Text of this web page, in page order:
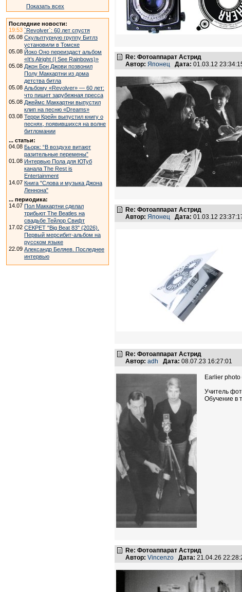
Показать всех
Последние новости:
19:53 `Revolver`: 60 лет спустя
05.08 Скульптурную группу Битлз
установили в Томске
05.08 Йоко Оно переиздаст альбом
«It’s Alright (I See Rainbows)»
05.08 Джон Бон Джови позвонил
Полу Маккартни из дома
детства битла
05.08 Альбому «Revolver» — 60 лет:
что пишет зарубежная пресса
05.08 Джеймс Маккартни выпустил
клип на песню «Dreams»
03.08 Терри Крейн выпустил книгу о
песнях, появившихся на волне
битломании
... статьи:
04.08 Бьорк: “В воздухе витают
разительные перемены”
01.08 Интервью Пола для ЮТуб
канала The Rest is
Entertainment
14.07 Книга "Слова и музыка Джона
Леннона"
... периодика:
14.07 Пол Маккартни сделал
трибьют The Beatles на
свадьбе Тейлор Свифт
17.02 СЕКРЕТ "Big Beat 83" (2026).
Первый мерсибит-альбом на
русском языке
22.09 Александр Беляев. Последнее
интервью
Re: Фотоаппарат Астрид
Автор: Японец Дата: 01.03.12
Re: Фотоаппарат Астрид
Автор: Японец Дата: 01.03.12
Re: Фотоаппарат Астрид
Автор: adh Дата: 08.07.23 16:27:01
Earlier
Учитель
Обучение в
Re: Фотоаппарат Астрид
Автор: Vincenzo Дата: 21.04.26